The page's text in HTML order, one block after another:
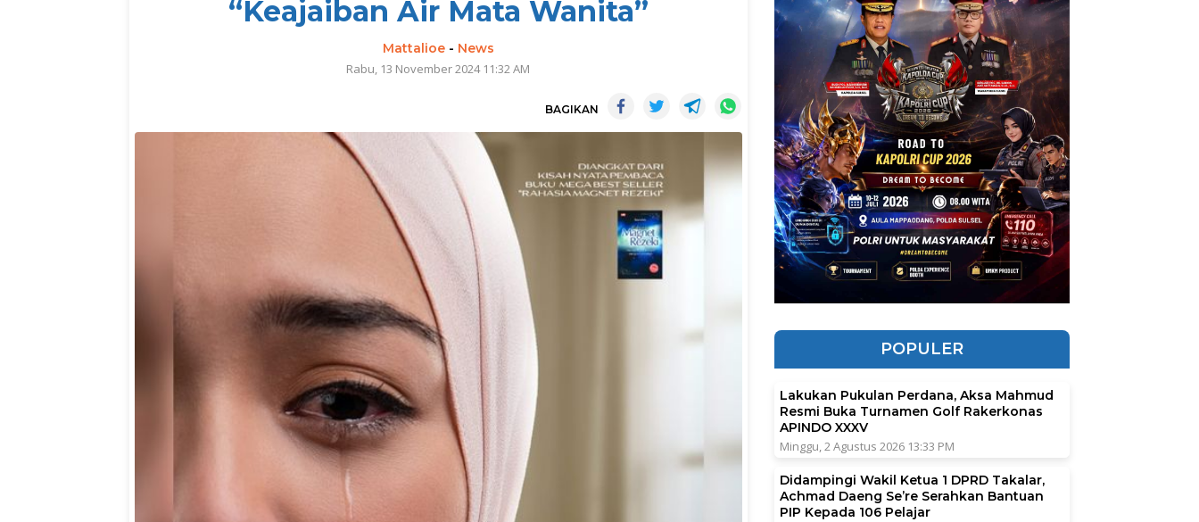
“Keajaiban Air Mata Wanita”
Mattalioe- News
Rabu, 13 November 2024 11:32 AM
BAGIKAN
POPULER
Lakukan Pukulan Perdana, Aksa Mahmud
Resmi Buka Turnamen Golf Rakerkonas
APINDO XXXV
Minggu, 2 Agustus 2026 13:33 PM
Didampingi Wakil Ketua 1 DPRD Takalar,
Achmad Daeng Se’re Serahkan Bantuan
PIP Kepada 106 Pelajar